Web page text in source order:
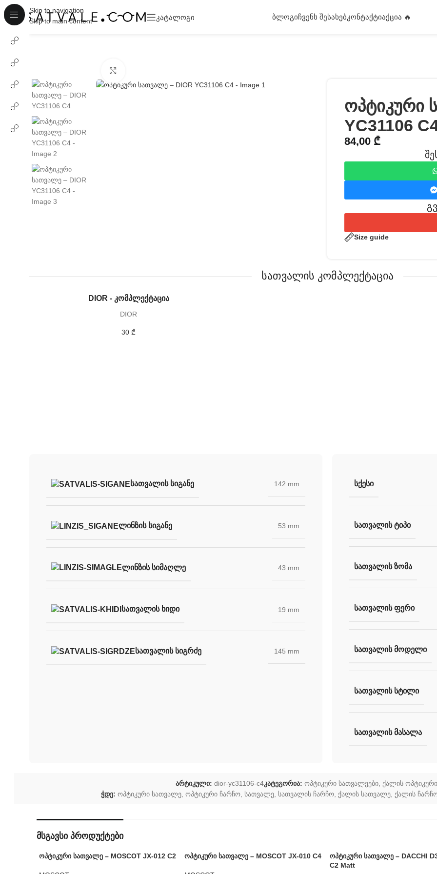
Skip to navigation
Skip to main content
ᲙᲐᲢᲐᲚᲝᲒᲘ ᲑᲚᲝᲒᲘᲩᲕᲔᲜᲡ ᲨᲔᲡᲐᲮᲔᲑᲙᲝᲜᲢᲐᲥᲢᲘᲐᲥᲪᲘᲐ 🔥
ოპტიკური
YC31106
84,00 ₾
Size guide
სათვალის კომპლექტაცია
DIOR - კომპლექტაცია
DIOR
30 ₾
ᲡᲐᲗᲕᲐᲚᲘᲡ ᲡᲘᲒᲐᲜᲔ 142 mm
ᲚᲘᲜᲖᲘᲡ ᲡᲘᲒᲐᲜᲔ 53 mm
ᲚᲘᲜᲖᲘᲡ ᲡᲘᲛᲐᲦᲚᲔ 43 mm
ᲡᲐᲗᲕᲐᲚᲘᲡ ᲮᲘᲓᲘ 19 mm
ᲡᲐᲗᲕᲐᲚᲘᲡ ᲡᲘᲒᲠᲫᲔ 145 mm
ᲡᲥᲔᲡᲘ
ᲡᲐᲗᲕᲐᲚᲘᲡ ᲢᲘᲞᲘ
ᲡᲐᲗᲕᲐᲚᲘᲡ ᲖᲝᲛᲐ
ᲡᲐᲗᲕᲐᲚᲘᲡ ᲤᲔᲠᲘ
ᲡᲐᲗᲕᲐᲚᲘᲡ ᲛᲝᲓᲔᲚᲘ
ᲡᲐᲗᲕᲐᲚᲘᲡ ᲡᲢᲘᲚᲘ
ᲡᲐᲗᲕᲐᲚᲘᲡ ᲛᲐᲡᲐᲚᲐ
არტიკული: dior-yc31106-c4კატეგორია: ოპტიკური სათვალეები, ქალის
ჭდე: ოპტიკური სათვალე ოპტიკური ჩარჩო სათვალე სათვალის ჩარჩო ქალის სათვალე ქალის
მსგავსი პროდუქტები
ოპტიკური სათვალე – MOSCOT JX-012 C2 ოპტიკური სათვალე – MOSCOT JX-010 C4
ოპტიკური სათვალე – DACCHI
C2 Matt